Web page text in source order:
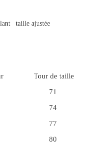
| taille ajustée
Tour de taille
71
74
77
80